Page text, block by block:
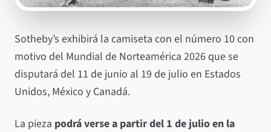
Sotheby’s exhibirá la camiseta con el número 10 con
motivo del Mundial de Norteamérica 2026 que se
disputará del 11 de junio al 19 de julio en Estados
Unidos, México y Canadá.
La pieza podrá verse a partir del 1 de julio en la